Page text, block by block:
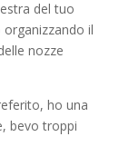
del tuo
il
nozze
ho una
bevo troppi